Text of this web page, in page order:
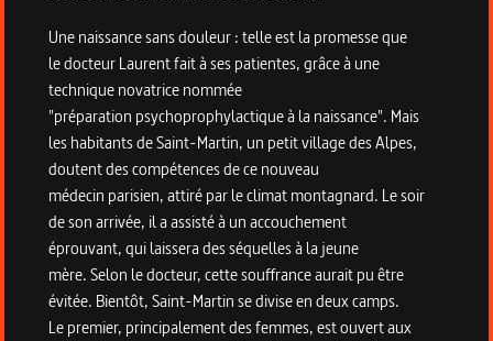
Une naissance sans douleur : telle est la promesse que
le docteur Laurent fait à ses patientes, grâce à une
technique novatrice nommée
"préparation psychoprophylactique à la naissance". Mais
les habitants de Saint-Martin, un petit village des Alpes,
doutent des compétences de ce nouveau
médecin parisien, attiré par le climat montagnard. Le soir
de son arrivée, il a assisté à un accouchement
éprouvant, qui laissera des séquelles à la jeune
mère. Selon le docteur, cette souffrance aurait pu être
évitée. Bientôt, Saint-Martin se divise en deux camps.
Le premier, principalement des femmes, est ouvert aux